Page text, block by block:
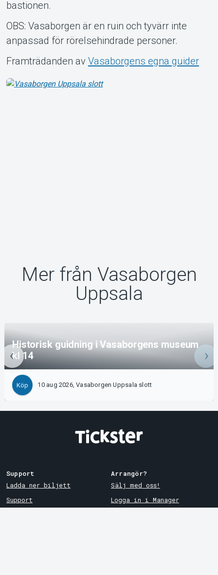
bastionen.
OBS: Vasaborgen är en ruin och tyvärr inte
anpassad för rörelsehindrade personer.
Framträdanden av Vasaborgens egna guider
Mer från Vasaborgen
Uppsala
Historisk guidning i Vasaborgens museum
kl 14
Köp 10 aug 2026, Vasaborgen Uppsala slott
Support
Ladda ner biljett
Support
Arrangör?
Sälj med oss!
Logga in i Manager